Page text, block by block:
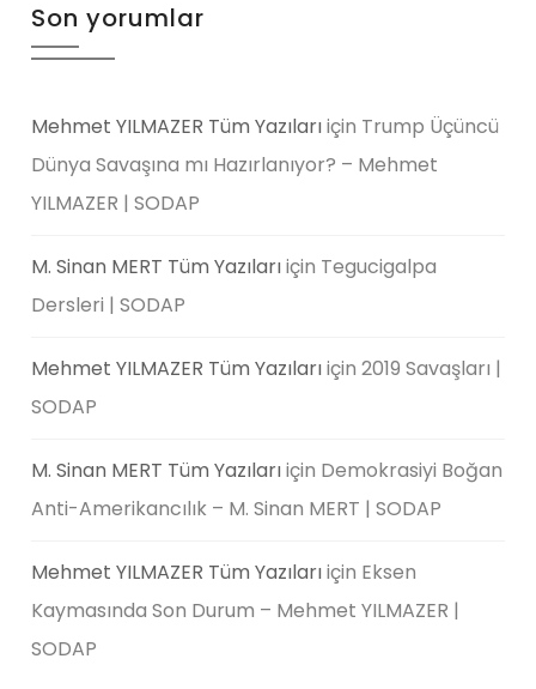
Son yorumlar
Mehmet YILMAZER Tüm Yazılarıiçin Trump Üçüncü
Dünya Savaşına mı Hazırlanıyor? – Mehmet
YILMAZER | SODAP
M. Sinan MERT Tüm Yazılarıiçin Tegucigalpa
Dersleri | SODAP
Mehmet YILMAZER Tüm Yazılarıiçin2019 Savaşları |
SODAP
M. Sinan MERT Tüm Yazılarıiçin Demokrasiyi Boğan
Anti-Amerikancılık – M. Sinan MERT | SODAP
Mehmet YILMAZER Tüm Yazılarıiçin Eksen
Kaymasında Son Durum – Mehmet YILMAZER |
SODAP